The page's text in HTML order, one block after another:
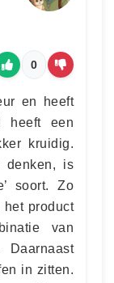
0
en heeft
heeft een
kruidig.
denken, is
soort. Zo
het product
van
Daarnaast
in zitten.